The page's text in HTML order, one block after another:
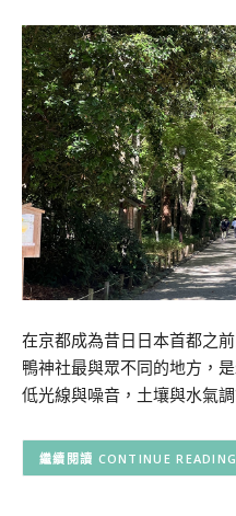
在京都成為昔日日本首都之
鴨神社最與眾不同的地方，
低光線與噪音，土壤與水氣
CONTINUE READING